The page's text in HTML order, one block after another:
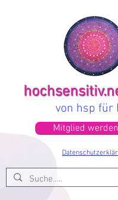
von hsp für
Mitglied